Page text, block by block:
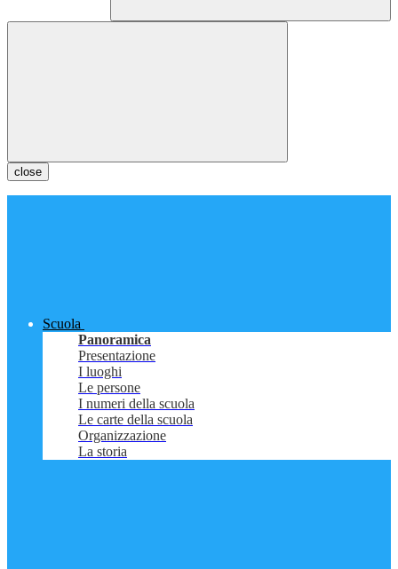
close
Scuola
Panoramica
Presentazione
I luoghi
Le persone
I numeri della scuola
Le carte della scuola
Organizzazione
La storia